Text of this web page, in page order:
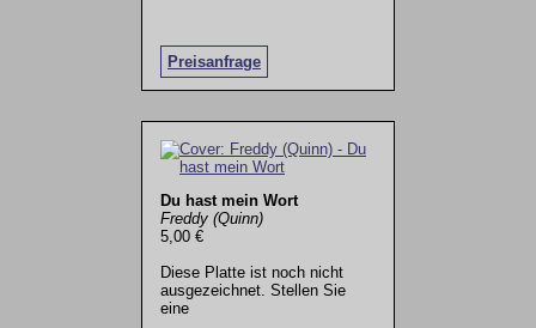
Preisanfrage
Du hast mein Wort
Freddy (Quinn)
5,00 €
Diese Platte ist noch nicht
ausgezeichnet. Stellen Sie
eine